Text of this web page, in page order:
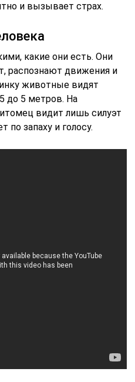
и вызывает страх.
какие они есть. Они
распознают движения и
животные видят
до 5 метров. На
видит лишь силуэт
по запаху и голосу.